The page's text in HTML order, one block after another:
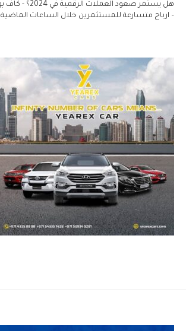
هل يستمر صعود العملات الرقمية في 2024؟ - كاف بوست
– ارباح متسارعة للمستثمرين خلال الساعات الماضية